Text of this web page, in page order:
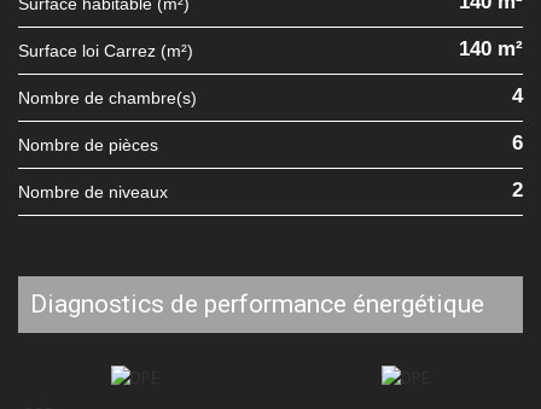
Surface loi Carrez (m²) 140 m²
Nombre de chambre(s) 4
Nombre de pièces 6
Nombre de niveaux 2
diagnostics de performance énergétique